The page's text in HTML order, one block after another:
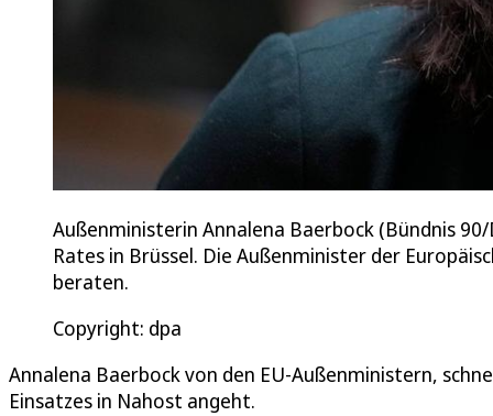
Außenministerin Annalena Baerbock (Bündnis
Rates in Brüssel. Die Außenminister der
beraten.
Copyright: dpa
Annalena Baerbock von den EU-Außenministern,
Einsatzes in Nahost angeht.